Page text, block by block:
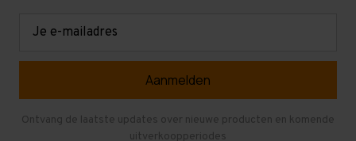
Gebruikte entresolvloeren
Ontvang de laatste updates over nieuwe producten en komende
uitverkoopperiodes